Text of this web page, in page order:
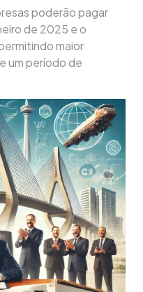
poderão pagar
de 2025 e o
maior
um período de